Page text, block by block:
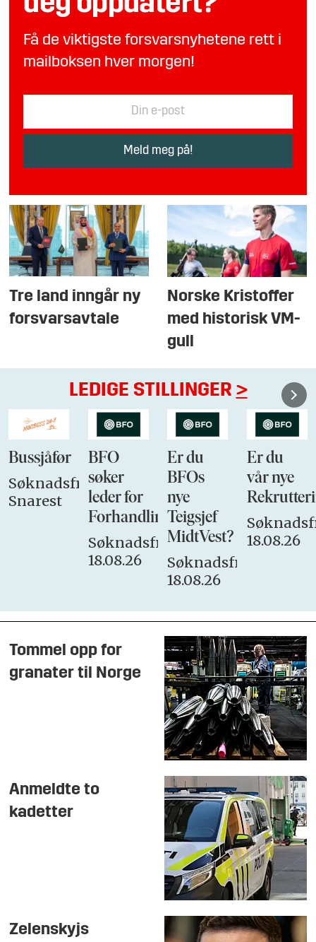
Få de viktigste forsvarsnyhetene rett i
mailboksen hver morgen!
Tre land inngår ny
forsvarsavtale
Norske Kristoffer
med historisk VM-
gull
LEDIGE STILLINGER >
Bussjåfør
Søknadsfrist:
Snarest
BFO
søker
leder for
Forhandlingsutvalget
Søknadsfrist:
18.08.26
Er du
BFOs
nye
Teigsjef
MidtVest?
Søknadsfrist:
18.08.26
Er du
vår nye
18.08.26
Tommel opp for
granater til Norge
Anmeldte to
kadetter
Zelenskyjs